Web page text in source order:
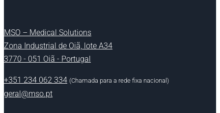
MSO – Medical Solutions
Zona Industrial de Oiã, lote A34
3770 - 051 Oiã - Portugal
+351 234 062 334 (Chamada para a rede fixa nacional)
geral@mso.pt